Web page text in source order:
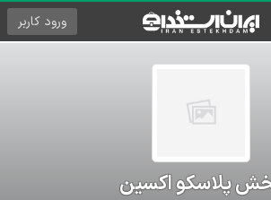
ورود کاربر
پلاسکو اکسین